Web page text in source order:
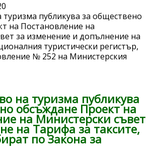
публикува за обществено
на Постановление на
за изменение и допълнение на
туристически регистър,
№ 252 на Министерския
за обществено обсъждане
на постановление на
съвет за изменение и
на наредбата за
туристически регистър.
на туризма публикува
обсъждане Проект на
на Министерски съвет
на Тарифа за таксите,
по Закона за